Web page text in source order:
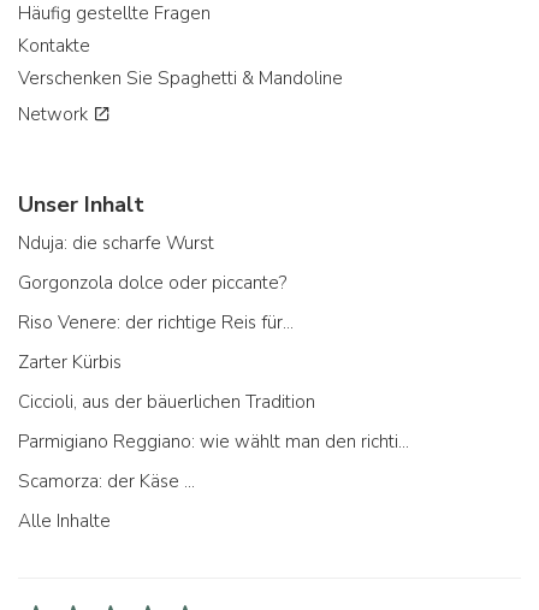
Häufig gestellte Fragen
Kontakte
Verschenken Sie Spaghetti & Mandoline
Network
Unser Inhalt
Nduja: die scharfe Wurst
Gorgonzola dolce oder piccante?
Riso Venere: der richtige Reis für...
Zarter Kürbis
Ciccioli, aus der bäuerlichen Tradition
Parmigiano Reggiano: wie wählt man den richtigen aus
Scamorza: der Käse ...
Alle Inhalte